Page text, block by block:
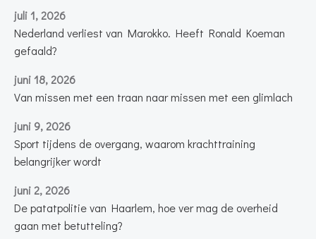
juli 1, 2026
Nederland verliest van Marokko. Heeft Ronald Koeman
gefaald?
juni 18, 2026
Van missen met een traan naar missen met een glimlach
juni 9, 2026
Sport tijdens de overgang, waarom krachttraining
belangrijker wordt
juni 2, 2026
De patatpolitie van Haarlem, hoe ver mag de overheid
gaan met betutteling?